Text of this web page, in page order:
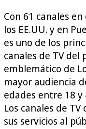
Con 61 canales
los EE.UU. y en
es uno de los
canales de TV del
emblemático de
mayor audiencia
edades entre 18
Los canales de
sus servicios al